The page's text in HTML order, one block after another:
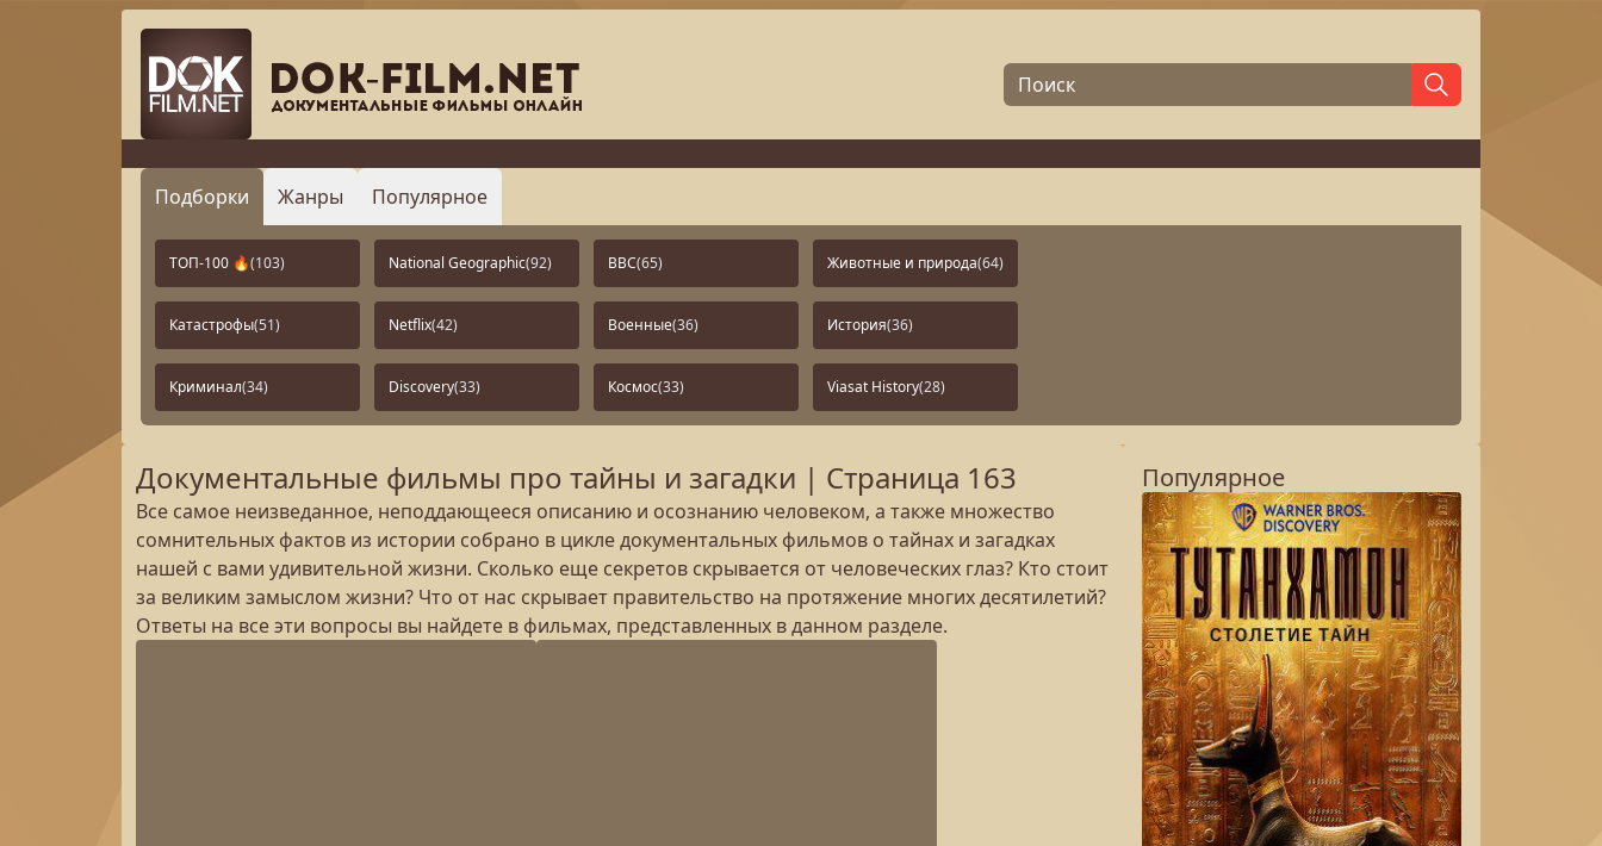
Подборки Жанры Популярное
ТОП-100 🔥(103) National Geographic(92) BBC(65) Животные и природа(64)
Катастрофы(51) Netflix(42) Военные(36) История(36)
Криминал(34) Discovery(33) Космос(33) Viasat History(28)
Документальные фильмы про тайны и загадки | Страница 163
Все самое неизведанное, неподдающееся описанию и осознанию человеком, а также множество
сомнительных фактов из истории собрано в цикле документальных фильмов о тайнах и загадках
нашей с вами удивительной жизни. Сколько еще секретов скрывается от человеческих глаз? Кто стоит
за великим замыслом жизни? Что от нас скрывает правительство на протяжение многих десятилетий?
Ответы на все эти вопросы вы найдете в фильмах, представленных в данном разделе.
Популярное